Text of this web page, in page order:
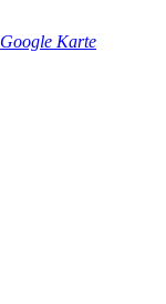
Google Karte